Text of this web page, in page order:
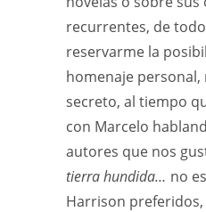
recurrentes, de
reservarme la
homenaje personal,
secreto, al tiempo
con Marcelo
autores que nos
tierra hundida… no
Harrison